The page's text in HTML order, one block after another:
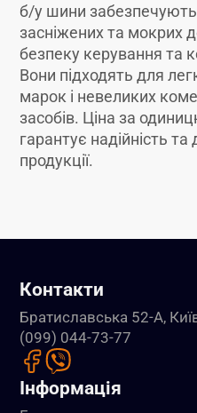
б/у шини забезпечують
засніжених та мокрих
безпеку керування та
Вони підходять для
марок і невеликих
засобів. Ціна за
гарантує надійність та
продукції.
Контакти
Братиславська 52-А,
(099) 044-73-77
Інформація